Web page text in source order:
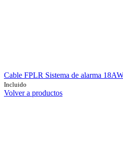
Cable FPLR Sistema de alarma
Incluido
Volver a productos